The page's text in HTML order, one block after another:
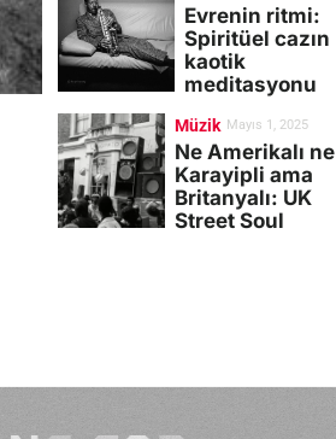
Evrenin ritmi:
Spiritüel cazın
kaotik
meditasyonu
Müzik Mayıs 1, 2025
Ne Amerikalı ne
Karayipli ama
Britanyalı: UK
Street Soul